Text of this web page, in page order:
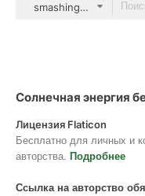
smashingstocks Flat
Солнечная энергия
Лицензия Flaticon
Бесплатно для личных и
авторства. Подробнее
Ссылка на авторство